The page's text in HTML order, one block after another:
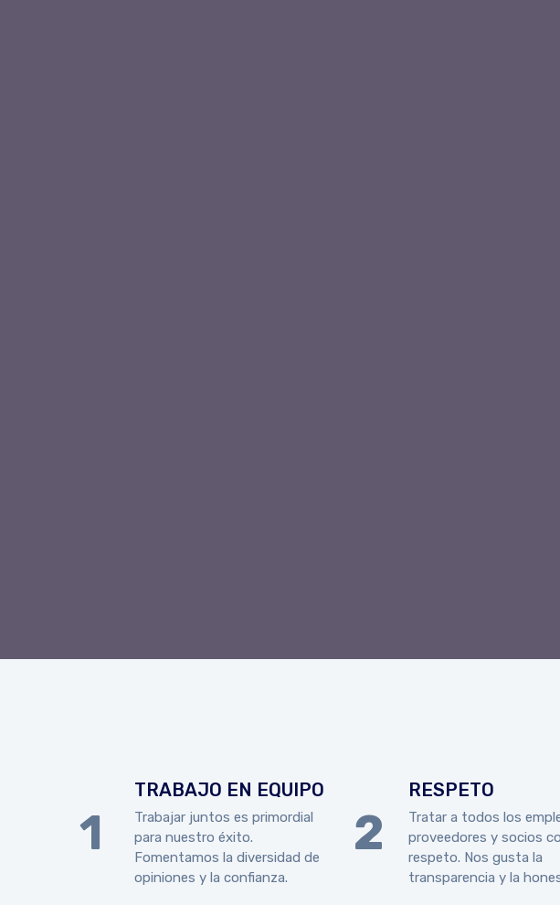
TRABAJO EN EQUIPO
Trabajar juntos es primordial
para nuestro éxito.
Fomentamos la diversidad de
opiniones y la confianza.
RESPETO
Tratar a todos los
proveedores y socios
respeto. Nos gusta la
transparencia y la